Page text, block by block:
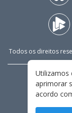
Todos os direitos
Utilizamos
aprimorar
acordo